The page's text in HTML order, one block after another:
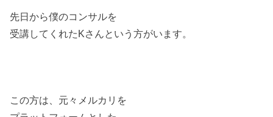
先日から僕のコンサルを
受講してくれたKさんという方がいます。
この方は、元々メルカリを